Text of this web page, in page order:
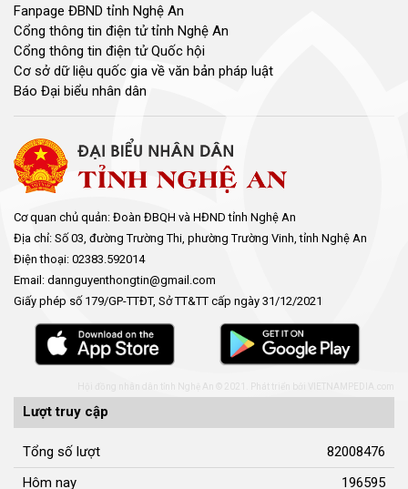
Hội đồng nhân dân tỉnh Nghệ An © 2021. Phát triển bởi
Lượt truy cập
Hôm nay
Hôm qua